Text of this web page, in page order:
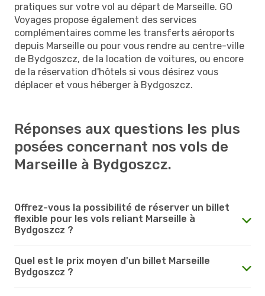
pratiques sur votre vol au départ de Marseille. GO
Voyages propose également des services
complémentaires comme les transferts aéroports
depuis Marseille ou pour vous rendre au centre-ville
de Bydgoszcz, de la location de voitures, ou encore
de la réservation d'hôtels si vous désirez vous
déplacer et vous héberger à Bydgoszcz.
Réponses aux questions les plus
posées concernant nos vols de
Marseille à Bydgoszcz.
Offrez-vous la possibilité de réserver un billet
flexible pour les vols reliant Marseille à
Bydgoszcz ?
Quel est le prix moyen d'un billet Marseille
Bydgoszcz ?